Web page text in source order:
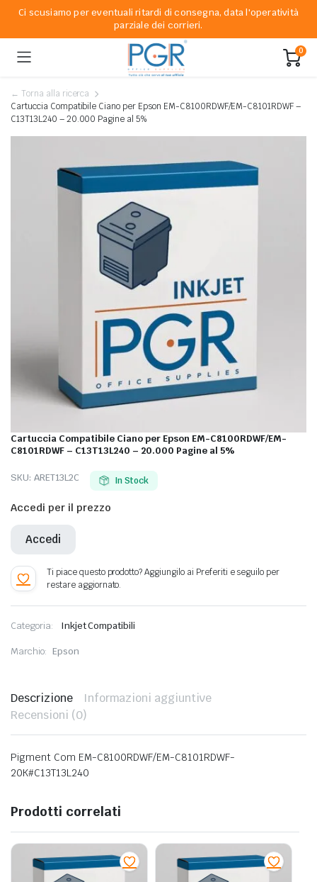
Ci scusiamo per eventuali ritardi di consegna, data l'operatività
parziale dei corrieri.
0
← Torna alla ricerca
Cartuccia Compatibile Ciano per Epson EM-C8100RDWF/EM-C8101RDWF –
C13T13L240 – 20.000 Pagine al 5%
Cartuccia Compatibile Ciano per Epson EM-C8100RDWF/EM-
C8101RDWF – C13T13L240 – 20.000 Pagine al 5%
SKU: ARET13L2C In Stock
Accedi per il prezzo
Accedi
Categoria: Inkjet Compatibili
Marchio: Epson
Descrizione
Informazioni aggiuntive
Recensioni (0)
Pigment Com EM-C8100RDWF/EM-C8101RDWF-
20K#C13T13L240
Prodotti correlati